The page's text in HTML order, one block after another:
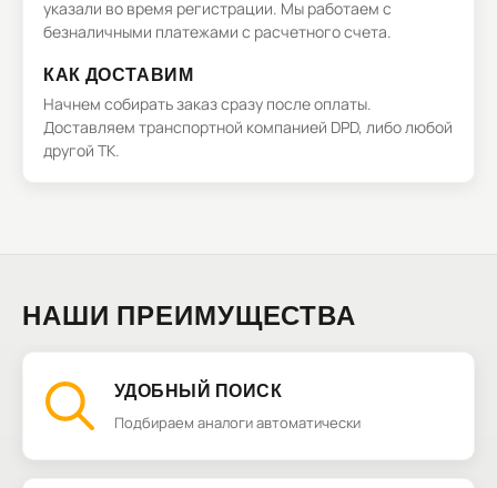
указали во время регистрации. Мы работаем с
безналичными платежами с расчетного счета.
КАК ДОСТАВИМ
Начнем собирать заказ сразу после оплаты.
Доставляем транспортной компанией DPD, либо любой
другой ТК.
НАШИ ПРЕИМУЩЕСТВА
УДОБНЫЙ ПОИСК
Подбираем аналоги автоматически